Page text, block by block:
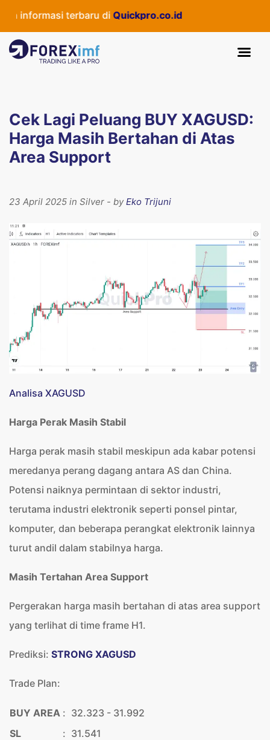
informasi terbaru di Quickpro.co.id
Cek Lagi Peluang BUY XAGUSD:
Harga Masih Bertahan di Atas
Area Support
23 April 2025 in Silver - byEko Trijuni
Analisa XAGUSD
Harga Perak Masih Stabil
Harga perak masih stabil meskipun ada kabar potensi
meredanya perang dagang antara AS dan China.
Potensi naiknya permintaan di sektor industri,
terutama industri elektronik seperti ponsel pintar,
komputer, dan beberapa perangkat elektronik lainnya
turut andil dalam stabilnya harga.
Masih Tertahan Area Support
Pergerakan harga masih bertahan di atas area support
yang terlihat di time frame H1.
Prediksi: STRONG XAGUSD
Trade Plan:
BUY AREA : 32.323 - 31.992
SL
: 31.541